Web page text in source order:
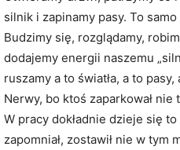
silnik i zapinamy pasy. To
Budzimy się, rozglądamy,
dodajemy energii naszemu
ruszamy a to światła, a to
Nerwy, bo ktoś zaparkował nie
W pracy dokładnie dzieje się
zapomniał, zostawił nie w tym